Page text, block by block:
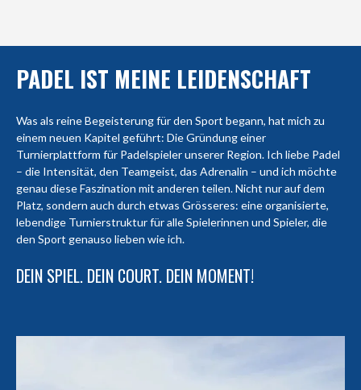
PADEL IST MEINE LEIDENSCHAFT
Was als reine Begeisterung für den Sport begann, hat mich zu
einem neuen Kapitel geführt: Die Gründung einer
Turnierplattform für Padelspieler unserer Region. Ich liebe Padel
– die Intensität, den Teamgeist, das Adrenalin – und ich möchte
genau diese Faszination mit anderen teilen. Nicht nur auf dem
Platz, sondern auch durch etwas Grösseres: eine organisierte,
lebendige Turnierstruktur für alle Spielerinnen und Spieler, die
den Sport genauso lieben wie ich.
DEIN SPIEL. DEIN COURT. DEIN MOMENT!